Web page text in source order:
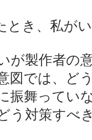
とき、私が
が製作者の
図では、ど
振舞ってい
う対策すべ